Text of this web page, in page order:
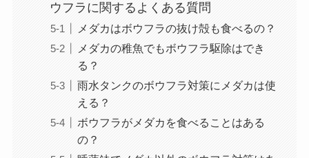
ウフラに関するよくある質問
メダカはボウフラの抜け殻も食べるの？
メダカの稚魚でもボウフラ駆除はでき
る？
雨水タンクのボウフラ対策にメダカは使
える？
ボウフラがメダカを食べることはある
の？